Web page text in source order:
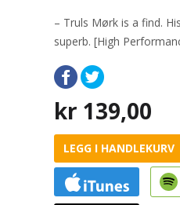
– Truls Mørk is a find.
superb. [High
kr 139,00
LEGG I HANDLEKURV